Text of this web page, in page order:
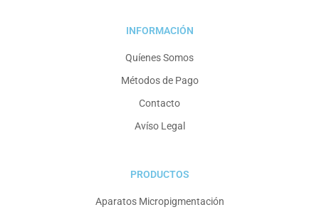
INFORMACIÓN
Quíenes Somos
Métodos de Pago
Contacto
Avíso Legal
PRODUCTOS
Aparatos Micropigmentación